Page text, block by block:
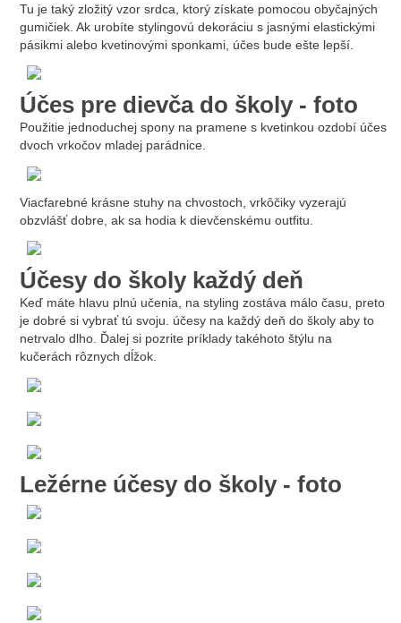
Tu je taký zložitý vzor srdca, ktorý získate pomocou obyčajných
gumičiek. Ak urobíte stylingovú dekoráciu s jasnými elastickými
pásikmi alebo kvetinovými sponkami, účes bude ešte lepší.
Účes pre dievča do školy - foto
Použitie jednoduchej spony na pramene s kvetinkou ozdobí účes
dvoch vrkočov mladej parádnice.
Viacfarebné krásne stuhy na chvostoch, vrkôčiky vyzerajú
obzvlášť dobre, ak sa hodia k dievčenskému outfitu.
Účesy do školy každý deň
Keď máte hlavu plnú učenia, na styling zostáva málo času, preto
je dobré si vybrať tú svoju. účesy na každý deň do školy aby to
netrvalo dlho. Ďalej si pozrite príklady takéhoto štýlu na
kučerách rôznych dĺžok.
Ležérne účesy do školy - foto